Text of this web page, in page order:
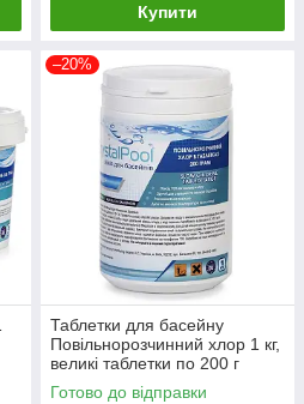
Купити
–20%
Таблетки для басейну
Повільнорозчинний хлор 1 кг,
великі таблетки по 200 г
Crystal Pool
Готово до відправки